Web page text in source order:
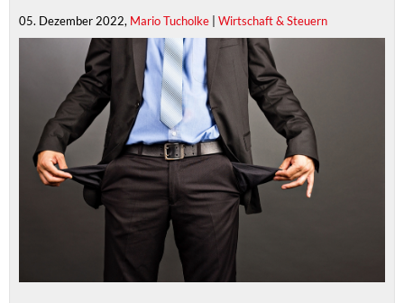
05. Dezember 2022, Mario Tucholke | Wirtschaft & Steuern